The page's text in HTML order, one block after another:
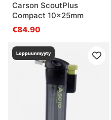
Carson ScoutPlus
Compact 10x25mm
€84.90
Loppuunmyyty